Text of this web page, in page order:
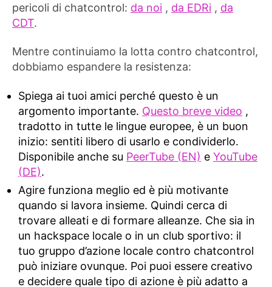
pericoli di chatcontrol: da noi , da EDRi , da
CDT.
Mentre continuiamo la lotta contro chatcontrol,
dobbiamo espandere la resistenza:
Spiega ai tuoi amici perché questo è un
argomento importante. Questo breve video ,
tradotto in tutte le lingue europee, è un buon
inizio: sentiti libero di usarlo e condividerlo.
Disponibile anche su PeerTube (EN) e YouTube
(DE).
Agire funziona meglio ed è più motivante
quando si lavora insieme. Quindi cerca di
trovare alleati e di formare alleanze. Che sia in
un hackspace locale o in un club sportivo: il
tuo gruppo d’azione locale contro chatcontrol
può iniziare ovunque. Poi puoi essere creativo
e decidere quale tipo di azione è più adatto a